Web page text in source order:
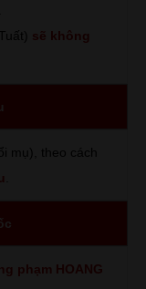
sẽ không
mụ), theo cách
phạm HOANG